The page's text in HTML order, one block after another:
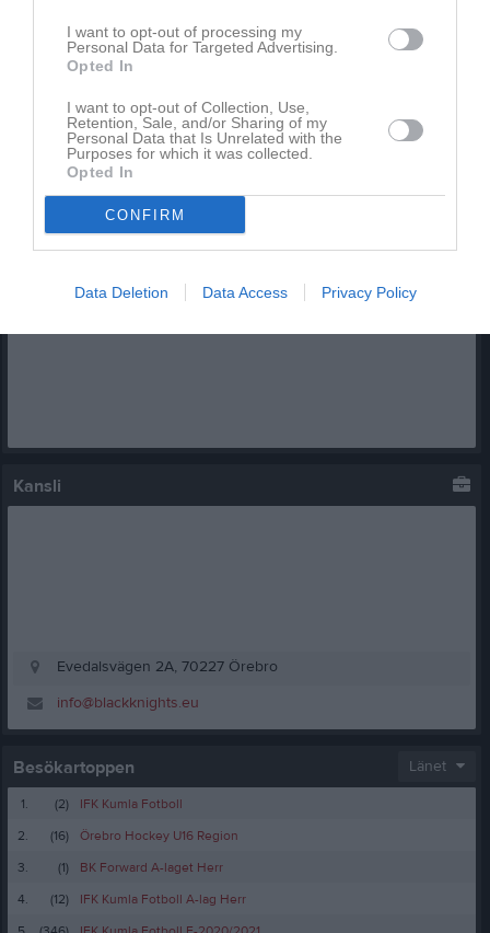
I want to opt-out of processing my
Personal Data for Targeted Advertising.
Opted In
I want to opt-out of Collection, Use,
Retention, Sale, and/or Sharing of my
Personal Data that Is Unrelated with the
Purposes for which it was collected.
Opted In
CONFIRM
Data Deletion Data Access Privacy Policy
Truppen
Facebook
Kansli
Evedalsvägen 2A, 70227 Örebro
info@blackknights.eu
Besökartoppen Länet
1. (2)
IFK Kumla Fotboll
2.
(16)
Örebro Hockey U16 Region
3.
(1)
BK Forward A-laget Herr
4.
(12)
IFK Kumla Fotboll A-lag Herr